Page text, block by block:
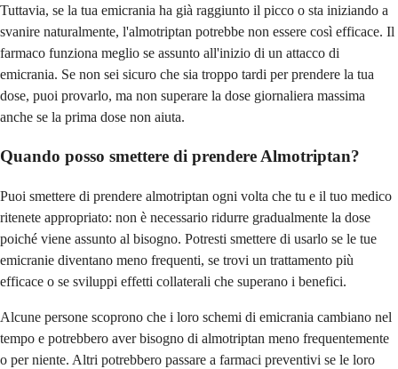
Tuttavia, se la tua emicrania ha già raggiunto il picco o sta iniziando a
svanire naturalmente, l'almotriptan potrebbe non essere così efficace. Il
farmaco funziona meglio se assunto all'inizio di un attacco di
emicrania. Se non sei sicuro che sia troppo tardi per prendere la tua
dose, puoi provarlo, ma non superare la dose giornaliera massima
anche se la prima dose non aiuta.
Quando posso smettere di prendere Almotriptan?
Puoi smettere di prendere almotriptan ogni volta che tu e il tuo medico
ritenete appropriato: non è necessario ridurre gradualmente la dose
poiché viene assunto al bisogno. Potresti smettere di usarlo se le tue
emicranie diventano meno frequenti, se trovi un trattamento più
efficace o se sviluppi effetti collaterali che superano i benefici.
Alcune persone scoprono che i loro schemi di emicrania cambiano nel
tempo e potrebbero aver bisogno di almotriptan meno frequentemente
o per niente. Altri potrebbero passare a farmaci preventivi se le loro